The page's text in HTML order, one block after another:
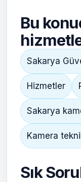
Bu
Sakarya
Hizmetler
Sakarya
Kamera
Sık